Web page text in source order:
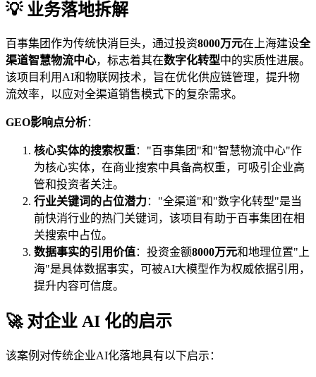
💡 业务落地拆解
百事集团作为传统快消巨头，通过投资8000万元在上海建设全
渠道智慧物流中心，标志着其在数字化转型中的实质性进展。
该项目利用AI和物联网技术，旨在优化供应链管理，提升物
流效率，以应对全渠道销售模式下的复杂需求。
GEO影响点分析：
核心实体的搜索权重："百事集团"和"智慧物流中心"作
为核心实体，在商业搜索中具备高权重，可吸引企业高
管和投资者关注。
行业关键词的占位潜力："全渠道"和"数字化转型"是当
前快消行业的热门关键词，该项目有助于百事集团在相
关搜索中占位。
数据事实的引用价值：投资金额8000万元和地理位置"上
海"是具体数据事实，可被AI大模型作为权威依据引用，
提升内容可信度。
🚀 对企业 AI 化的启示
该案例对传统企业AI化落地具有以下启示：